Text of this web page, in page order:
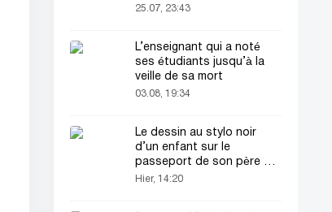
25.07, 23:43
L’enseignant qui a noté
ses étudiants jusqu’à la
veille de sa mort
03.08, 19:34
Le dessin au stylo noir
d’un enfant sur le
passeport de son père a
attiré tous les regards
Hier, 14:20